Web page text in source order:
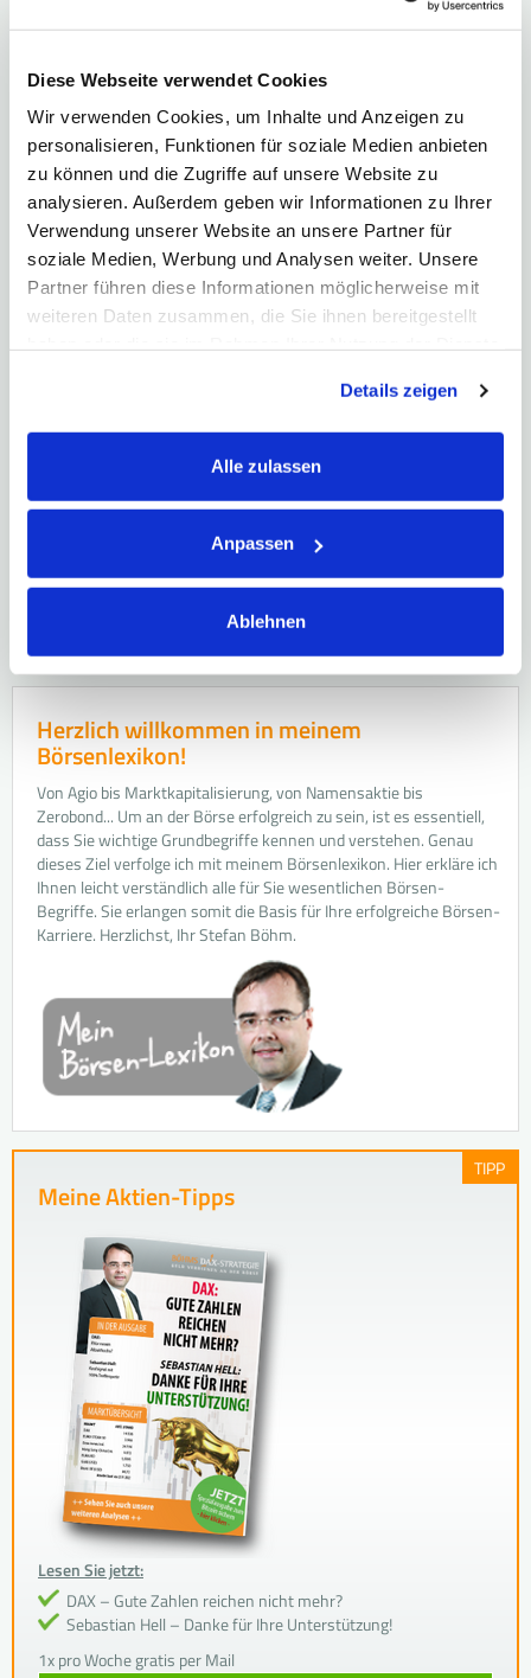
Diese Webseite verwendet Cookies
Wir verwenden Cookies, um Inhalte und Anzeigen zu
personalisieren, Funktionen für soziale Medien anbieten
zu können und die Zugriffe auf unsere Website zu
analysieren. Außerdem geben wir Informationen zu Ihrer
Verwendung unserer Website an unsere Partner für
soziale Medien, Werbung und Analysen weiter. Unsere
Partner führen diese Informationen möglicherweise mit
weiteren Daten zusammen, die Sie ihnen bereitgestellt
Impressum.
Details zeigen
Alle zulassen
Anpassen
Ablehnen
Bundesschatzbriefe oder auch Finanzierungsschätze
Was ist ein Floater?
Floater sind Anleihen mit einem flexiblen Zinssatz. Die Papiere
sind an einen Referenzzinssatz…
Was sind Kommunalobligationen?
Kommunalobligationen sind Anleihen, die von Banken
begeben und von Kommunen besichert…
Was ist Konversion?
Konversion bezeichnet im allgemeinen Sprachgebrauch eine
Was sind Langläufer?
Langläufer sind Anleihen mit einer langen Restlaufzeit.
Drohen die Zinsen zu sinken,…
Was ist der Realzins?
Realzins: Wir alle kennen Zinsen vom Tagesgeld-Konto oder
Renditen vom Depot. Doch…
Herzlich willkommen in meinem
Börsenlexikon!
Von Agio bis Marktkapitalisierung, von Namensaktie bis
Zerobond... Um an der Börse erfolgreich zu sein, ist es essentiell,
dass Sie wichtige Grundbegriffe kennen und verstehen. Genau
dieses Ziel verfolge ich mit meinem Börsenlexikon. Hier erkläre ich
Ihnen leicht verständlich alle für Sie wesentlichen Börsen-
Begriffe. Sie erlangen somit die Basis für Ihre erfolgreiche Börsen-
Karriere. Herzlichst, Ihr Stefan Böhm.
TIPP
Meine Aktien-Tipps
Lesen Sie jetzt:
DAX – Gute Zahlen reichen nicht mehr?
Sebastian Hell – Danke für Ihre Unterstützung!
1x pro Woche gratis per Mail